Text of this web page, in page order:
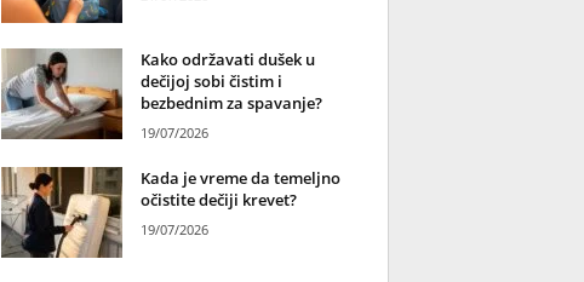
Kako održavati dušek u
dečijoj sobi čistim i
bezbednim za spavanje?
19/07/2026
Kada je vreme da temeljno
očistite dečiji krevet?
19/07/2026